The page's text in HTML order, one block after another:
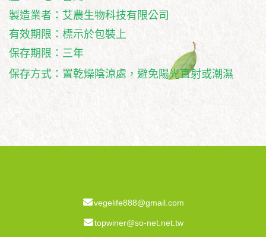
製造業者：艾農生物科技有限公司
有效期限：標示於包裝上
保存期限：三年
保存方式：置乾燥陰涼處，避免陽光直射或潮濕
vegelife888@gmail.com
topwiner@so-net.net.tw